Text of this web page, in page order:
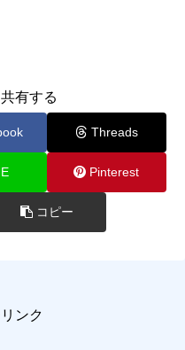
有する
Threads
Pinterest
コピー
ンク